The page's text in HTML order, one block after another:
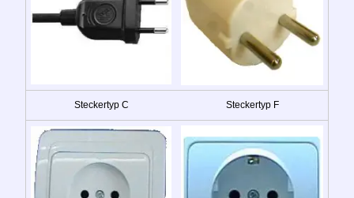
Steckertyp C Steckertyp F